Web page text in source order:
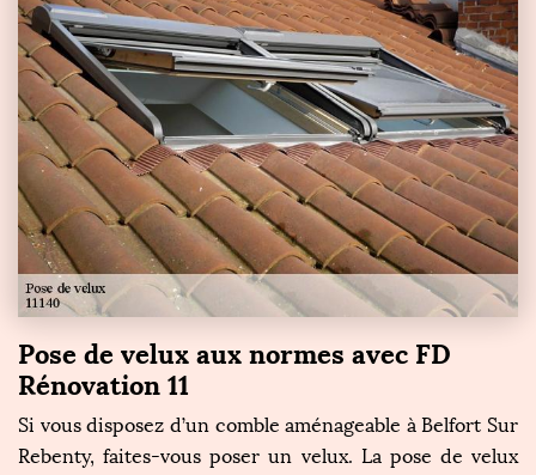
Pose de velux aux normes avec FD
Rénovation 11
Si vous disposez d’un comble aménageable à Belfort Sur
Rebenty, faites-vous poser un velux. La pose de velux